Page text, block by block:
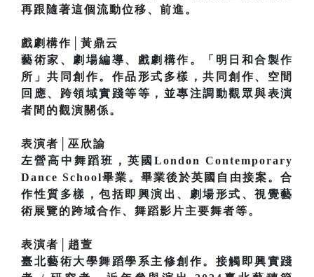
再跟隨著這個流動位移、前進。
戲劇構作│黃鼎云
藝術家、劇場編導、戲劇構作。「明日和合製作
所」共同創作。作品形式多樣，共同創作、空間
回應、跨領域實踐等等，並專注調動觀眾與表演
者間的觀演關係。
表演者│巫欣諭
左營高中舞蹈班，英國London Contemporary
Dance School畢業。畢業後於英國自由接案。合
作性質多樣，包括即興演出、劇場形式、視覺藝
術展覽的跨域合作、舞蹈影片主要舞者等。
表演者│趙萱
臺北藝術大學舞蹈學系主修創作。接觸即興實踐